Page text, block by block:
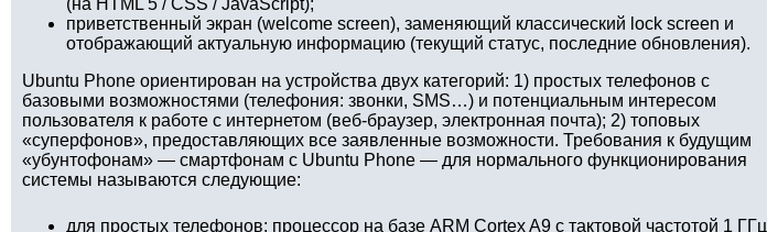
(на HTML 5 / CSS / JavaScript);
приветственный экран (welcome screen), заменяющий классический lock screen и
отображающий актуальную информацию (текущий статус, последние обновления).
Ubuntu Phone ориентирован на устройства двух категорий: 1) простых телефонов с
базовыми возможностями (телефония: звонки, SMS…) и потенциальным интересом
пользователя к работе с интернетом (веб-браузер, электронная почта); 2) топовых
«суперфонов», предоставляющих все заявленные возможности. Требования к будущим
«убунтофонам» — смартфонам с Ubuntu Phone — для нормального функционирования
системы называются следующие:
для простых телефонов: процессор на базе ARM Cortex A9 с тактовой частотой 1 ГГц